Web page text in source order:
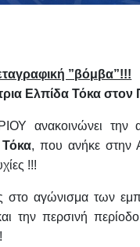
”βόμβα”!!!
Ελπίδα Τόκα
την
Τόκα, που ανήκε στην
!!!
στο αγώνισμα των
την περσινή